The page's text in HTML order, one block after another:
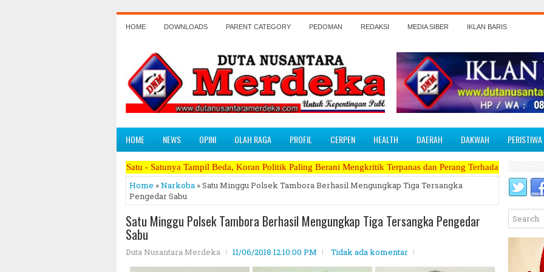
HOME DOWNLOADS PARENT CATEGORY PEDOMAN REDAKSI MEDIA SIBER IKLAN BARIS
HOME NEWS OPINI OLAH RAGA PROFIL CERPEN HEALTH DAERAH DAKWAH PERISTIWA
Satu - Satunya Tampil Beda, Koran Politik Paling Berani Mengkritik Terpanas dan Perang Terhadap Koruptor, Narkoba, Teroris
Home »Narkoba » Satu Minggu Polsek Tambora Berhasil Mengungkap Tiga Tersangka
Pengedar Sabu
Satu Minggu Polsek Tambora Berhasil Mengungkap Tiga Tersangka Pengedar
Sabu
Duta Nusantara Merdeka 11/06/2018 12:10:00 PM Tidak ada komentar